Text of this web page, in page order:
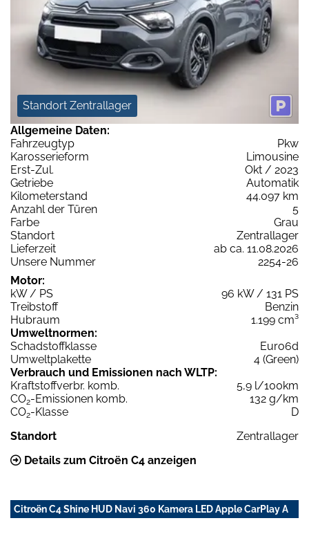
Standort Zentrallager
Allgemeine Daten:
Fahrzeugtyp
Pkw
Karosserieform
Limousine
Erst-Zul.
Okt / 2023
Getriebe
Automatik
Kilometerstand
44.097 km
Anzahl der Türen
5
Farbe
Grau
Standort
Zentrallager
Lieferzeit
ab ca. 11.08.2026
Unsere Nummer
2254-26
Motor:
kW / PS
96 kW / 131 PS
Treibstoff
Benzin
Hubraum
1.199 cm³
Umweltnormen:
Schadstoffklasse
Euro6d
Umweltplakette
4 (Green)
Verbrauch und Emissionen nach WLTP:
Kraftstoffverbr. komb.
5,9 l/100km
CO2-Emissionen komb.
132 g/km
CO2-Klasse
D
Standort
Zentrallager
Details zum Citroën C4 anzeigen
Citroën C4 Shine HUD Navi 360 Kamera LED Apple CarPlay A